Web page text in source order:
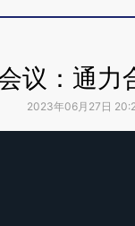
议：通力
2023年06月27日